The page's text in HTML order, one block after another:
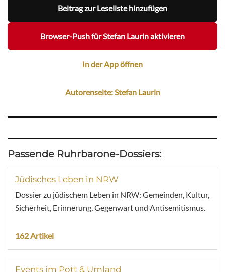
Beitrag zur Leseliste hinzufügen
Browser-Push für Stefan Laurin aktivieren
In der App öffnen
Autorenseite: Stefan Laurin
Passende Ruhrbarone-Dossiers:
Jüdisches Leben in NRW
Dossier zu jüdischem Leben in NRW: Gemeinden, Kultur,
Sicherheit, Erinnerung, Gegenwart und Antisemitismus.
162 Artikel
Events im Pott & Umland